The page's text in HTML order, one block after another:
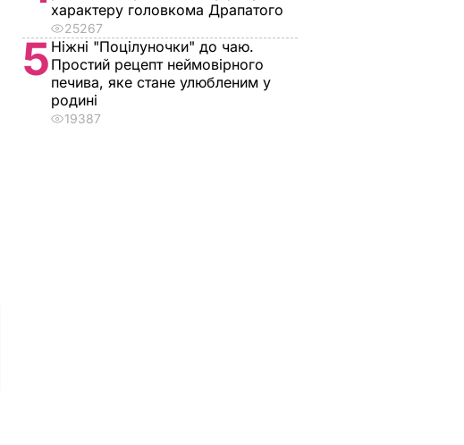
характеру головкома Драпатого
25267
5 Ніжні "Поцілуночки" до чаю.
Простий рецепт неймовірного
печива, яке стане улюбленим у
родині
19387